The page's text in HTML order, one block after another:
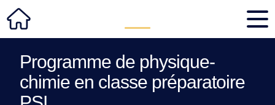
Programme de physique-
chimie en classe préparatoire